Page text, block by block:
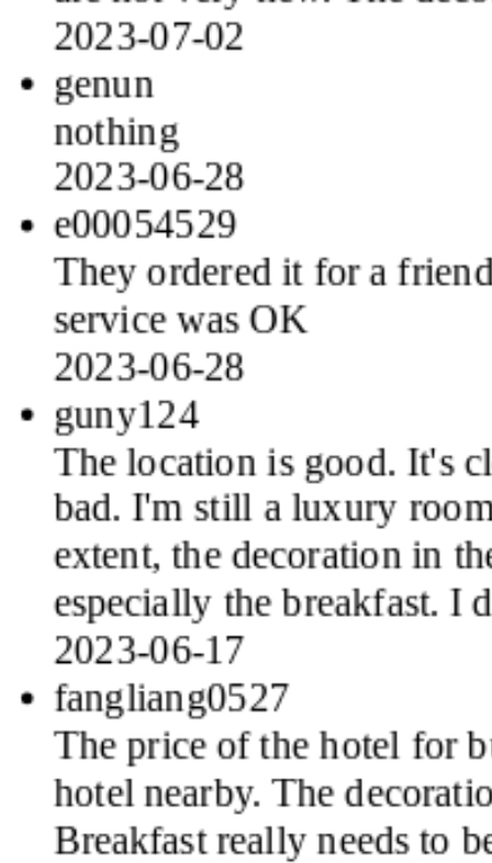
genun
nothing
2023-06-28
e00054529
They ordered it for a
service was OK
2023-06-28
guny124
The location is good. It's
bad. I'm still a luxury
extent, the decoration in
especially the breakfast. I
2023-06-17
fangliang0527
The price of the hotel for
hotel nearby. The
Breakfast really needs to